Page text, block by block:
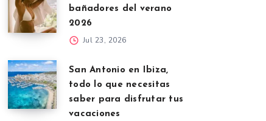
bañadores del verano
2026
Jul 23, 2026
San Antonio en Ibiza,
todo lo que necesitas
saber para disfrutar tus
vacaciones